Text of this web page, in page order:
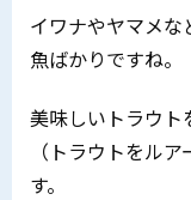
イワナやヤマメな
魚ばかりですね。
美味しいトラウト
（トラウトをル
す。